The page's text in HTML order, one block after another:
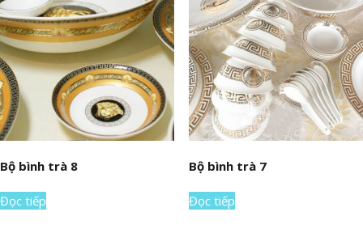
Bộ bình trà 8
Đọc tiếp
Bộ bình trà 7
Đọc tiếp